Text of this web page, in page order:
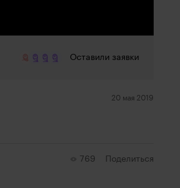
Оставили заявки
20 мая 2019
769 Поделиться